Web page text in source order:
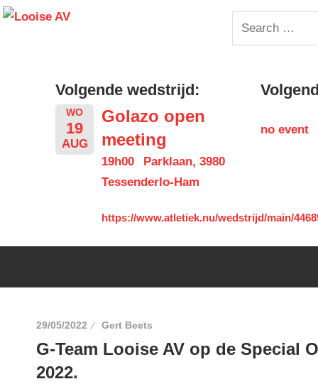
Skip
Search
for:
Volgende wedstrijd:
WO
19
AUG
Golazo open
meeting
19h00
Parklaan, 3980
Tessenderlo-Ham
https://www.atletiek.nu/wedstrijd/main/
no event
29/05/2022 Gert Beets
G-Team Looise AV op de Special
2022.